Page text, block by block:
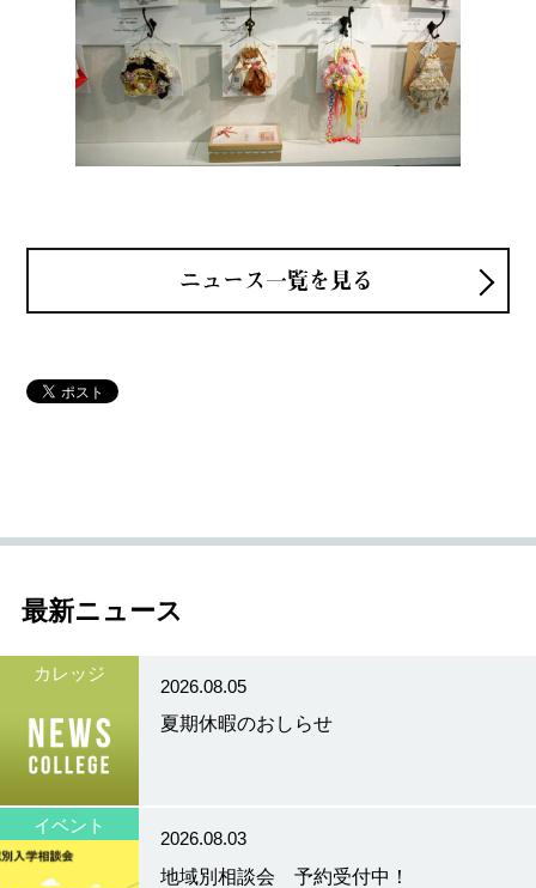
ニュース一覧を見る
最新ニュース
カレッジ
2026.08.05
夏期休暇のおしらせ
イベント
2026.08.03
地域別相談会 予約受付中！